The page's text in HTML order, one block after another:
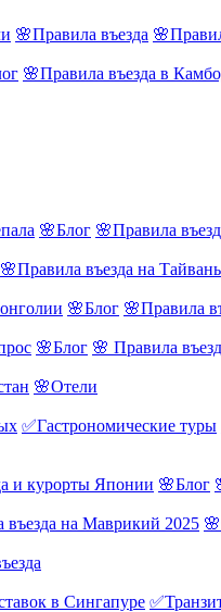
🌸Правила въезда
🌸Правила въезда в
🌸Блог 🌸Правила
🌸Правила въезда на Тайвань
🌸Блог 🌸Правила
🌸Блог 🌸 Правила
🌸Отели
✅Гастрономические туры
и курорты Японии 🌸Блог
въезда на Маврикий 2025
в Сингапуре